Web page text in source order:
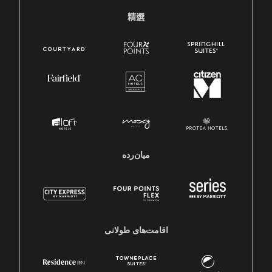
精選
میان‌رده
اقامت‌های طولانی